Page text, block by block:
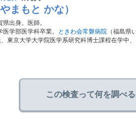
まもと かな）
出身。医師。
学部医学科卒業。
ときわ会常磐病院 （福島県
東京大学大学院医学系研究科博士課程在学中
この検査って何を調べ